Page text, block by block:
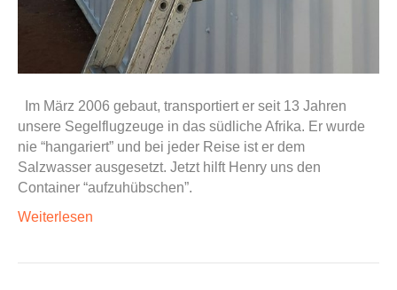
Im März 2006 gebaut, transportiert er seit 13 Jahren
unsere Segelflugzeuge in das südliche Afrika. Er wurde
nie “hangariert” und bei jeder Reise ist er dem
Salzwasser ausgesetzt. Jetzt hilft Henry uns den
Container “aufzuhübschen”.
Weiterlesen